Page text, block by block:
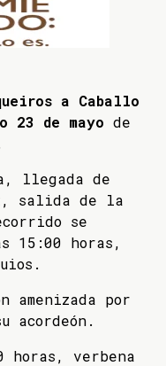
a Caballo
23 de mayo de
llegada de
salida de la
se
15:00 horas,
amenizada por
acordeón.
verbena